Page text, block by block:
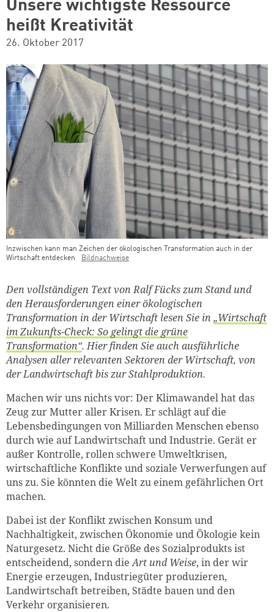
Unsere wichtigste Ressource
heißt Kreativität
26. Oktober 2017
Inzwischen kann man Zeichen der ökologischen Transformation auch in der
Wirtschaft entdecken
Bildnachweise
Den vollständigen Text von Ralf Fücks zum Stand und
den Herausforderungen einer ökologischen
Transformation in der Wirtschaft lesen Sie in „Wirtschaft
im Zukunfts-Check: So gelingt die grüne
Transformation“. Hier finden Sie auch ausführliche
Analysen aller relevanten Sektoren der Wirtschaft, von
der Landwirtschaft bis zur Stahlproduktion.
Machen wir uns nichts vor: Der Klimawandel hat das
Zeug zur Mutter aller Krisen. Er schlägt auf die
Lebensbedingungen von Milliarden Menschen ebenso
durch wie auf Landwirtschaft und Industrie. Gerät er
außer Kontrolle, rollen schwere Umweltkrisen,
wirtschaftliche Konflikte und soziale Verwerfungen auf
uns zu. Sie könnten die Welt zu einem gefährlichen Ort
machen.
Dabei ist der Konflikt zwischen Konsum und
Nachhaltigkeit, zwischen Ökonomie und Ökologie kein
Naturgesetz. Nicht die Größe des Sozialprodukts ist
entscheidend, sondern dieArt und Weise, in der wir
Energie erzeugen, Industriegüter produzieren,
Landwirtschaft betreiben, Städte bauen und den
Verkehr organisieren.